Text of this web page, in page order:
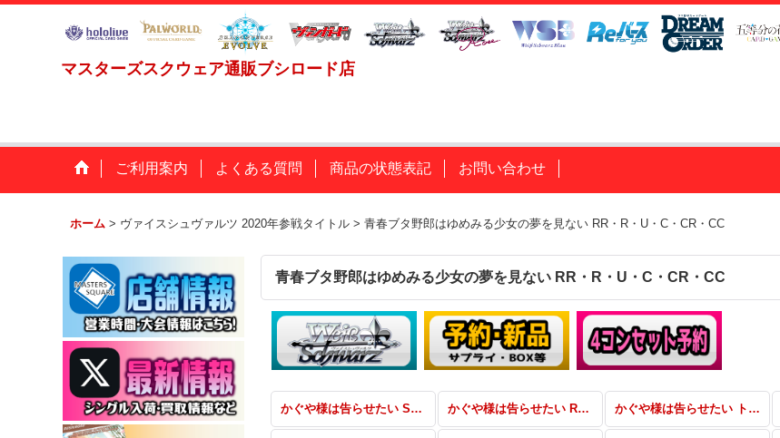
マスターズスクウェア通販ブシロード店
ご利用案内 よくある質問 商品の状態表記 お問い合わせ
ホーム > ヴァイスシュヴァルツ 2020年参戦タイトル > 青春ブタ野郎はゆめみる少女の夢を見ない RR・R・U・C・CR・CC
青春ブタ野郎はゆめみる少女の夢を見ない RR・R・U・C・CR・CC
かぐや様は告らせたい SEC・SP・RRR・SR・PR かぐや様は告らせたい RR・R・U・C・CR・CC かぐや様は告らせたい トライアルデッキ+